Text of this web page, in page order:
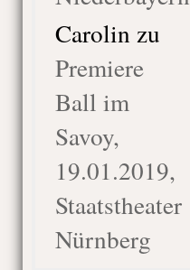
Carolin zu
Premiere
Ball im
Savoy,
19.01.2019,
Staatstheater
Nürnberg